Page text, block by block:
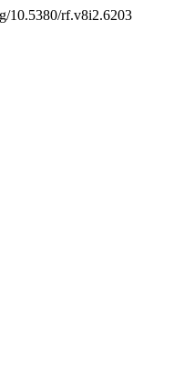
10.5380/rf.v8i2.6203